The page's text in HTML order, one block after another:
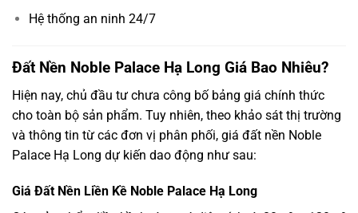
Hệ thống an ninh 24/7
Đất Nền Noble Palace Hạ Long Giá Bao Nhiêu?
Hiện nay, chủ đầu tư chưa công bố bảng giá chính thức
cho toàn bộ sản phẩm. Tuy nhiên, theo khảo sát thị trường
và thông tin từ các đơn vị phân phối, giá đất nền Noble
Palace Hạ Long dự kiến dao động như sau:
Giá Đất Nền Liền Kề Noble Palace Hạ Long